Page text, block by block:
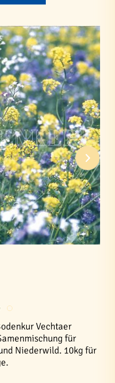
Vechtaer
für
Niederwild. 10kg für